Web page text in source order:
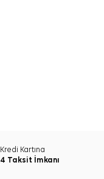
Kredi Kartına
4 Taksit İmkanı